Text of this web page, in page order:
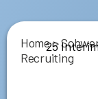
25
Home>
Recruiting